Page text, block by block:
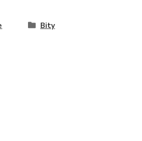
Bity